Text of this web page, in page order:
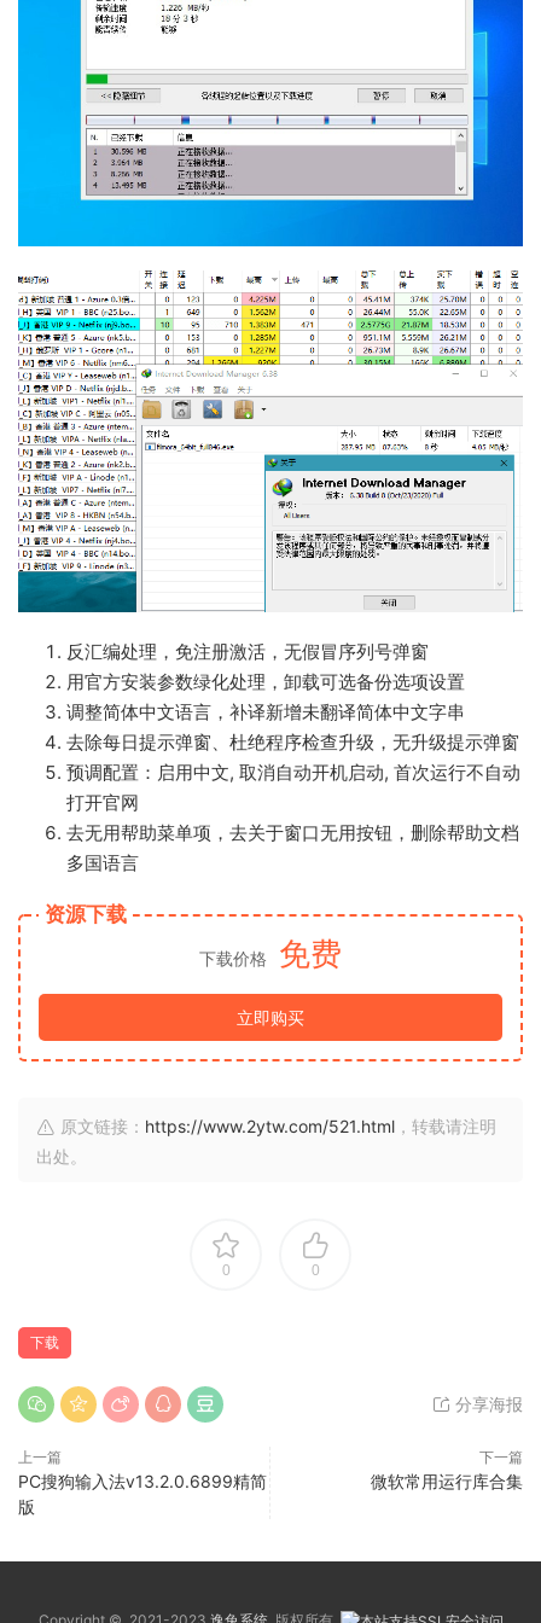
反汇编处理，免注册激活，无假冒序列号弹窗
用官方安装参数绿化处理，卸载可选备份选项设置
调整简体中文语言，补译新增未翻译简体中文字串
去除每日提示弹窗、杜绝程序检查升级，无升级提示弹窗
预调配置：启用中文, 取消自动开机启动, 首次运行不自动
打开官网
去无用帮助菜单项，去关于窗口无用按钮，删除帮助文档
多国语言
资源下载
下载价格 免费
立即购买
原文链接： https://www.2ytw.com/521.html ，转载请注明
出处。
0 0
下载
分享海报
上一篇
PC搜狗输入法v13.2.0.6899精简
版
下一篇
微软常用运行库合集